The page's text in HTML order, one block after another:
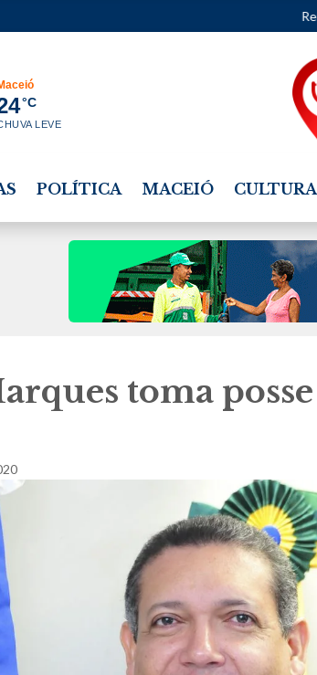
Renasce
°C
LEVE
POLÍTICA MACEIÓ CULTURA
toma